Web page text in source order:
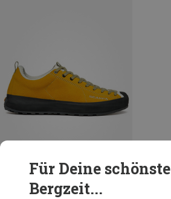
+10
Für Deine schönste
Bergzeit...